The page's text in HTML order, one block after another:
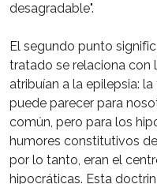
desagradable".
El segundo punto
tratado se relaciona con
atribuían a la epilepsia:
puede parecer para
común, pero para los
humores constitutivos
por lo tanto, eran el
hipocráticas. Esta